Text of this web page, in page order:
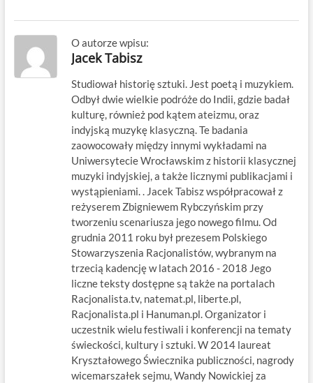
O autorze wpisu:
Jacek Tabisz
Studiował historię sztuki. Jest poetą i muzykiem.
Odbył dwie wielkie podróże do Indii, gdzie badał
kulturę, również pod kątem ateizmu, oraz
indyjską muzykę klasyczną. Te badania
zaowocowały między innymi wykładami na
Uniwersytecie Wrocławskim z historii klasycznej
muzyki indyjskiej, a także licznymi publikacjami i
wystąpieniami. . Jacek Tabisz współpracował z
reżyserem Zbigniewem Rybczyńskim przy
tworzeniu scenariusza jego nowego filmu. Od
grudnia 2011 roku był prezesem Polskiego
Stowarzyszenia Racjonalistów, wybranym na
trzecią kadencję w latach 2016 - 2018 Jego
liczne teksty dostępne są także na portalach
Racjonalista.tv, natemat.pl, liberte.pl,
Racjonalista.pl i Hanuman.pl. Organizator i
uczestnik wielu festiwali i konferencji na tematy
świeckości, kultury i sztuki. W 2014 laureat
Kryształowego Świecznika publiczności, nagrody
wicemarszałek sejmu, Wandy Nowickiej za